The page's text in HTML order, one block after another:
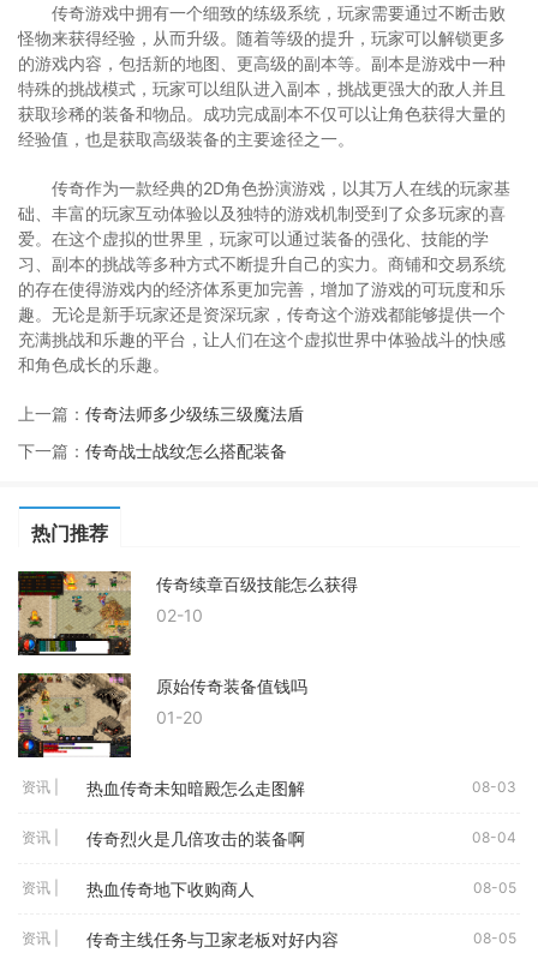
传奇游戏中拥有一个细致的练级系统，玩家需要通过不断击败
怪物来获得经验，从而升级。随着等级的提升，玩家可以解锁更多
的游戏内容，包括新的地图、更高级的副本等。副本是游戏中一种
特殊的挑战模式，玩家可以组队进入副本，挑战更强大的敌人并且
获取珍稀的装备和物品。成功完成副本不仅可以让角色获得大量的
经验值，也是获取高级装备的主要途径之一。
传奇作为一款经典的2D角色扮演游戏，以其万人在线的玩家基
础、丰富的玩家互动体验以及独特的游戏机制受到了众多玩家的喜
爱。在这个虚拟的世界里，玩家可以通过装备的强化、技能的学
习、副本的挑战等多种方式不断提升自己的实力。商铺和交易系统
的存在使得游戏内的经济体系更加完善，增加了游戏的可玩度和乐
趣。无论是新手玩家还是资深玩家，传奇这个游戏都能够提供一个
充满挑战和乐趣的平台，让人们在这个虚拟世界中体验战斗的快感
和角色成长的乐趣。
上一篇： 传奇法师多少级练三级魔法盾
下一篇： 传奇战士战纹怎么搭配装备
热门推荐
传奇续章百级技能怎么获得
02-10
原始传奇装备值钱吗
01-20
资讯 | 热血传奇未知暗殿怎么走图解 08-03
资讯 | 传奇烈火是几倍攻击的装备啊 08-04
资讯 | 热血传奇地下收购商人 08-05
资讯 | 传奇主线任务与卫家老板对好内容 08-05